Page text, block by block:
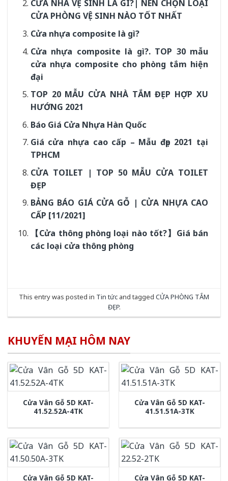
CỬA NHÀ VỆ SINH LÀ GÌ?| NÊN CHỌN LOẠI
CỬA PHÒNG VỆ SINH NÀO TỐT NHẤT
Cửa nhựa composite là gì?
Cửa nhựa composite là gì?. TOP 30 mẫu
cửa nhựa composite cho phòng tắm hiện
đại
TOP 20 MẪU CỬA NHÀ TẮM ĐẸP HỢP XU
HƯỚNG 2021
Báo Giá Cửa Nhựa Hàn Quốc
Giá cửa nhựa cao cấp – Mẫu đẹp 2021 tại
TPHCM
CỬA TOILET | TOP 50 MẪU CỬA TOILET
ĐẸP
BẢNG BÁO GIÁ CỬA GỖ | CỬA NHỰA CAO
CẤP [11/2021]
【Cửa thông phòng loại nào tốt?】Giá bán
các loại cửa thông phòng
This entry was posted in Tin tức and tagged CỬA PHÒNG TẮM
ĐẸP.
KHUYẾN MẠI HÔM NAY
Cửa Vân Gỗ 5D KAT-
41.52.52A-4TK
Cửa Vân Gỗ 5D KAT-
41.51.51A-3TK
Cửa Vân Gỗ 5D KAT-
Cửa Vân Gỗ 5D KAT-